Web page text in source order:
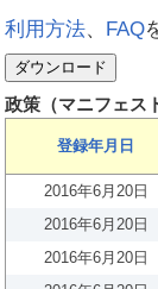
利用方法、 FAQ
政策（マニフェス
登録年月日
2016年6月20日
2016年6月20日
2016年6月20日